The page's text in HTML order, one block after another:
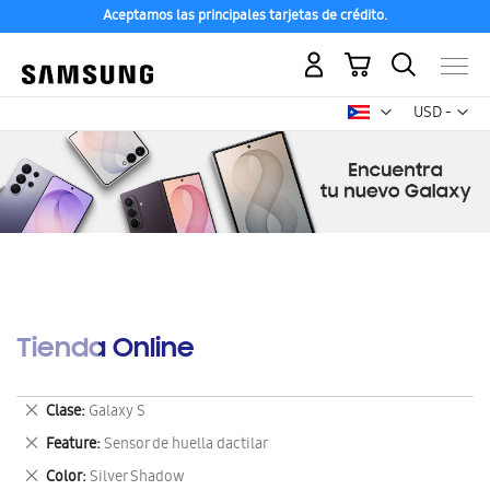
Aceptamos las principales tarjetas de crédito.
USD -
dólar
Mi carrito
Tienda Online
Clase Galaxy S
Eliminar
este
artículo
Feature Sensor de huella dactilar
Eliminar
este
Color Silver Shadow
Eliminar